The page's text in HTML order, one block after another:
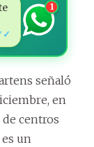
1
señaló
en
de centros
un